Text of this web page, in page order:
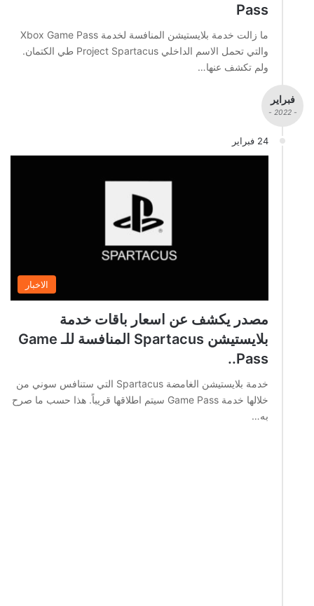
Pass
ما زالت خدمة بلايستيشن المنافسة لخدمة Xbox Game Pass
والتي تحمل الاسم الداخلي Project Spartacus طي الكتمان.
ولم تكشف عنها…
فبراير
- 2022 -
24 فبراير
الاخبار
مصدر يكشف عن اسعار باقات خدمة
بلايستيشن Spartacus المنافسة للـ Game
Pass..
خدمة بلايستيشن الغامضة Spartacus التي ستنافس سوني من
خلالها خدمة Game Pass سيتم اطلاقها قريباً. هذا حسب ما صرح
به…